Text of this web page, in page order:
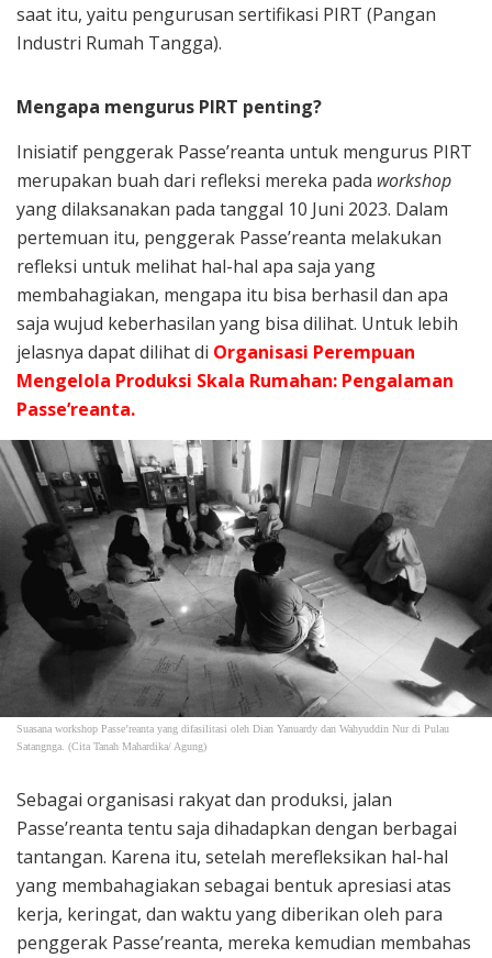
saat itu, yaitu pengurusan sertifikasi PIRT (Pangan
Industri Rumah Tangga).
Mengapa mengurus PIRT penting?
Inisiatif penggerak Passe’reanta untuk mengurus PIRT
merupakan buah dari refleksi mereka pada workshop
yang dilaksanakan pada tanggal 10 Juni 2023. Dalam
pertemuan itu, penggerak Passe’reanta melakukan
refleksi untuk melihat hal-hal apa saja yang
membahagiakan, mengapa itu bisa berhasil dan apa
saja wujud keberhasilan yang bisa dilihat. Untuk lebih
jelasnya dapat dilihat di Organisasi Perempuan
Mengelola Produksi Skala Rumahan: Pengalaman
Passe’reanta.
Suasana workshop Passe’reanta yang difasilitasi oleh Dian Yanuardy dan Wahyuddin Nur di Pulau
Satangnga. (Cita Tanah Mahardika/ Agung)
Sebagai organisasi rakyat dan produksi, jalan
Passe’reanta tentu saja dihadapkan dengan berbagai
tantangan. Karena itu, setelah merefleksikan hal-hal
yang membahagiakan sebagai bentuk apresiasi atas
kerja, keringat, dan waktu yang diberikan oleh para
penggerak Passe’reanta, mereka kemudian membahas